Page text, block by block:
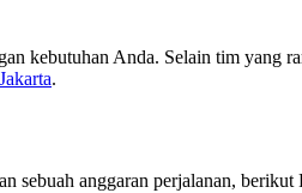
kebutuhan Anda. Selain tim yang
Jakarta.
sebuah anggaran perjalanan,